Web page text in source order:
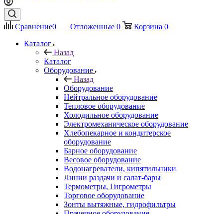
Сравнение0 Отложенные 0 Корзина 0
Каталог
Назад
Каталог
Оборудование
Назад
Оборудование
Нейтральное оборудование
Тепловое оборудование
Холодильное оборудование
Электромеханическое оборудование
Хлебопекарное и кондитерское
оборудование
Барное оборудование
Весовое оборудование
Водонагреватели, кипятильники
Линии раздачи и салат-бары
Термометры, Гигрометры
Торговое оборудование
Зонты вытяжные, гидрофильтры